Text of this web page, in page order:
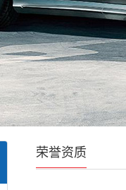
荣誉资质